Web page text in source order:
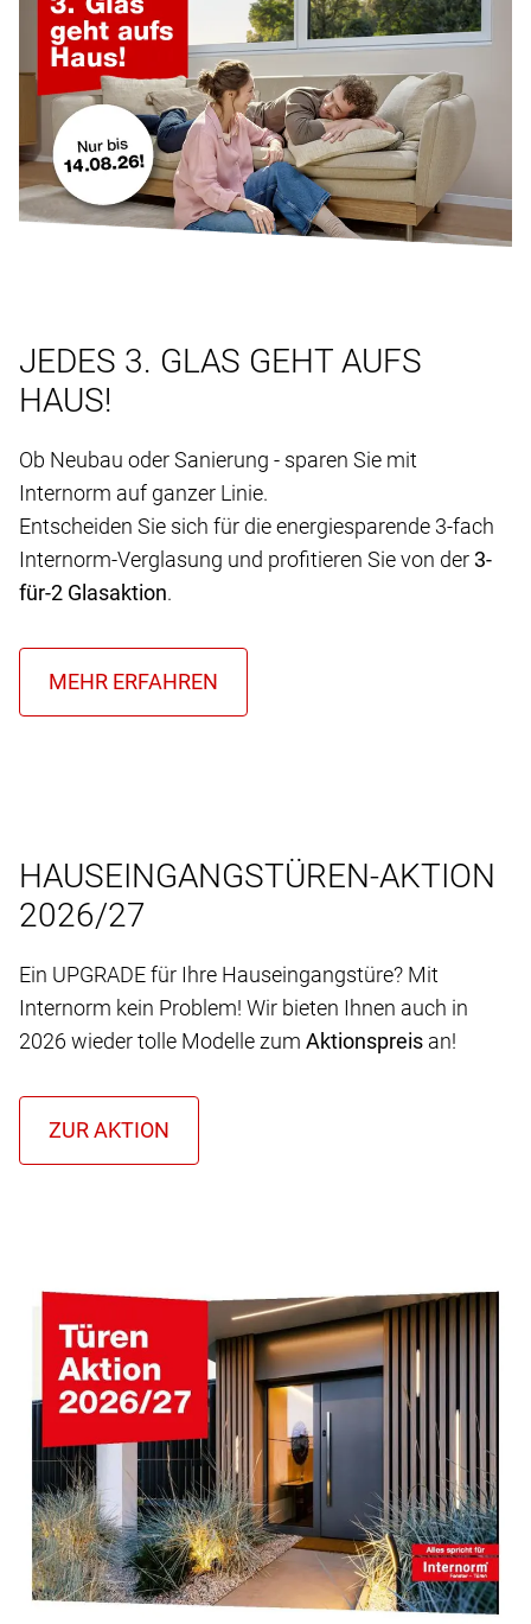
JEDES 3. GLAS GEHT AUFS
HAUS!
Ob Neubau oder Sanierung - sparen Sie mit
Internorm auf ganzer Linie.
Entscheiden Sie sich für die energiesparende 3-fach
Internorm-Verglasung und profitieren Sie von der 3-
für-2 Glasaktion.
HAUSEINGANGSTÜREN-AKTION
2026/27
Ein UPGRADE für Ihre Hauseingangstüre? Mit
Internorm kein Problem! Wir bieten Ihnen auch in
2026 wieder tolle Modelle zum Aktionspreis an!